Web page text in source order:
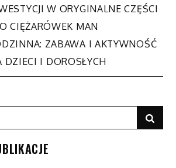
W ORYGINALNE CZĘŚCI
CIĘŻARÓWEK MAN
ZABAWA I AKTYWNOŚĆ
DZIECI I DOROSŁYCH